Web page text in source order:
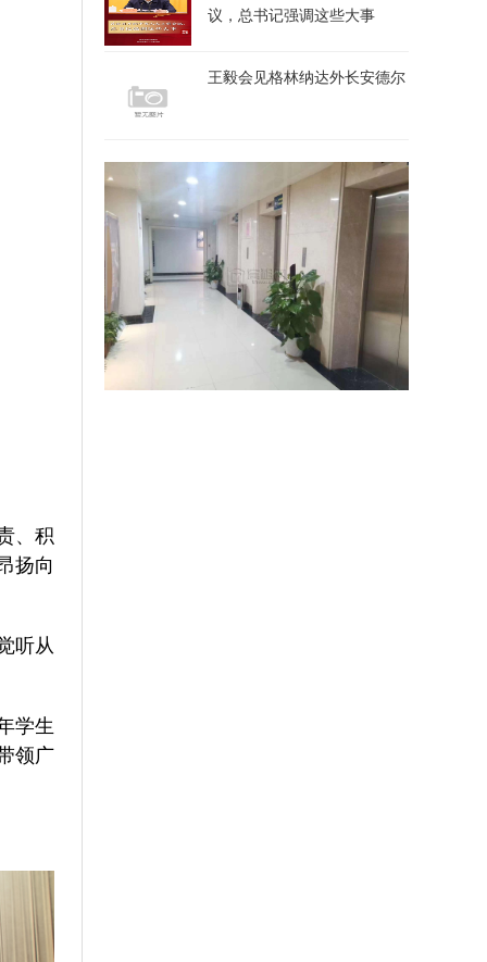
、积
扬向
听从
学生
领广
议，总书记强调这些大事
王毅会见格林纳达外长安德尔